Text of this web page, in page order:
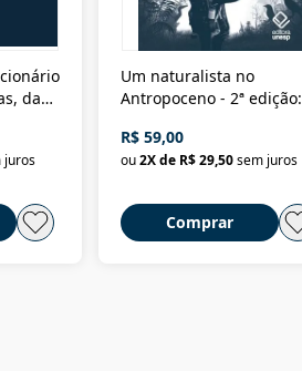
das
juros
Um naturalista no
Antropoceno - 2ª edição:
selvagem
R$ 59,00
ou2X de R$ 29,50sem juros
Comprar